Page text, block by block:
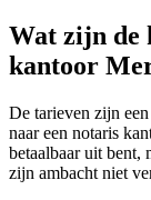
Wat zijn de
kantoor
De tarieven zijn
naar een notaris
betaalbaar uit
zijn ambacht niet